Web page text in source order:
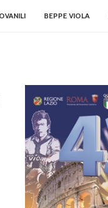
BEPPE VIOLA